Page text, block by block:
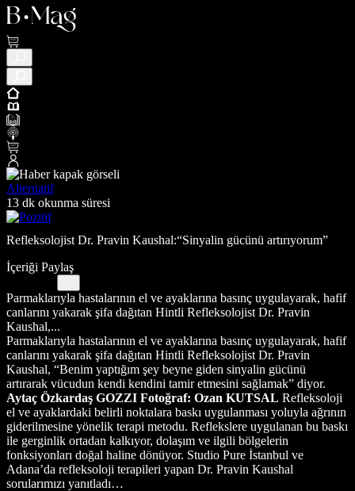
Alternatif
13 dk okunma süresi
Refleksolojist Dr. Pravin Kaushal:“Sinyalin gücünü artırıyorum”
İçeriği Paylaş
Parmaklarıyla hastalarının el ve ayaklarına basınç uygulayarak, hafif
canlarını yakarak şifa dağıtan Hintli Refleksolojist Dr. Pravin
Kaushal,...
Parmaklarıyla hastalarının el ve ayaklarına basınç uygulayarak, hafif
canlarını yakarak şifa dağıtan Hintli Refleksolojist Dr. Pravin
Kaushal, “Benim yaptığım şey beyne giden sinyalin gücünü
artırarak vücudun kendi kendini tamir etmesini sağlamak” diyor.
Aytaç Özkardaş GOZZI Fotoğraf: Ozan KUTSAL Refleksoloji
el ve ayaklardaki belirli noktalara baskı uygulanması yoluyla ağrının
giderilmesine yönelik terapi metodu. Reflekslere uygulanan bu baskı
ile gerginlik ortadan kalkıyor, dolaşım ve ilgili bölgelerin
fonksiyonları doğal haline dönüyor. Studio Pure İstanbul ve
Adana’da refleksoloji terapileri yapan Dr. Pravin Kaushal
sorularımızı yanıtladı…